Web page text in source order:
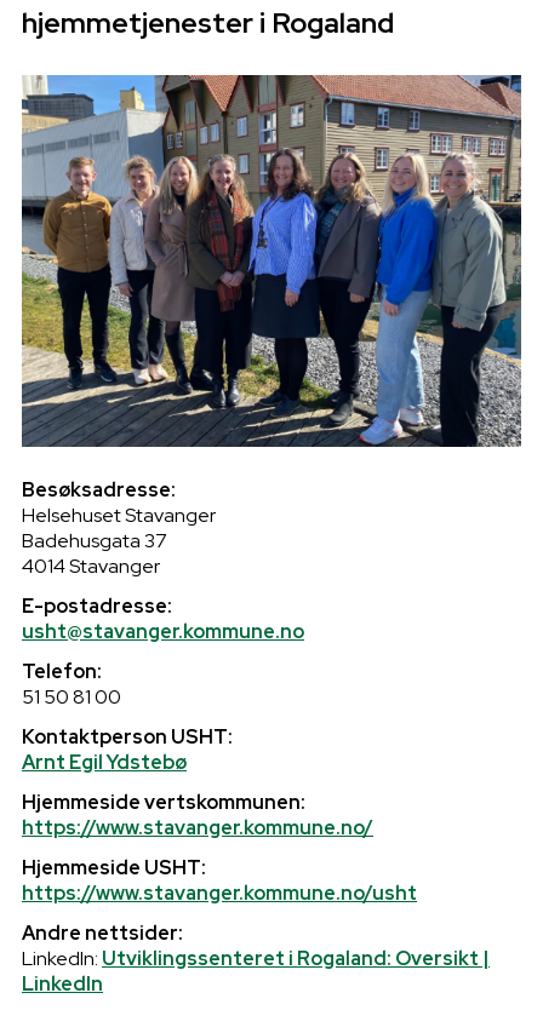
hjemmetjenester i Rogaland
Besøksadresse:
Helsehuset Stavanger
Badehusgata 37
4014 Stavanger
E-postadresse:
usht@stavanger.kommune.no
Telefon:
51 50 81 00
Kontaktperson USHT:
Arnt Egil Ydstebø
Hjemmeside vertskommunen:
https://www.stavanger.kommune.no/
Hjemmeside USHT:
https://www.stavanger.kommune.no/usht
Andre nettsider:
LinkedIn: Utviklingssenteret i Rogaland: Oversikt |
LinkedIn